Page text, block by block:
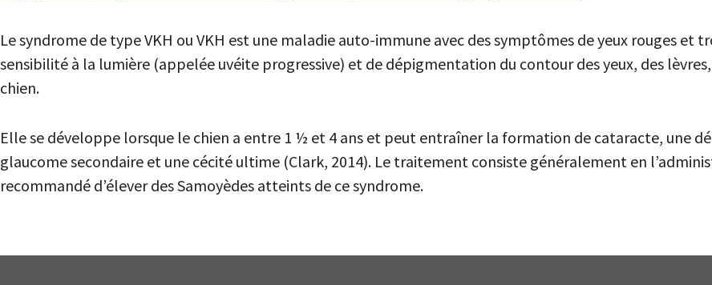
Le syndrome de type VKH ou VKH est une maladie auto-immune avec des symptômes de yeux rouges et
sensibilité à la lumière (appelée uvéite progressive) et de dépigmentation du contour des yeux, des
chien.
Elle se développe lorsque le chien a entre 1 ½ et 4 ans et peut entraîner la formation de cataracte, une
glaucome secondaire et une cécité ultime (Clark, 2014). Le traitement consiste généralement en
recommandé d’élever des Samoyèdes atteints de ce syndrome.